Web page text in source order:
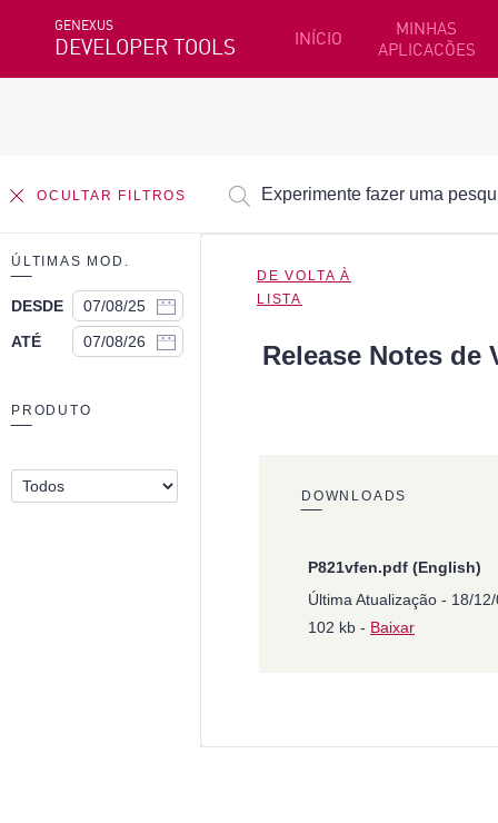
GENEXUS
DEVELOPER TOOLS INÍCIO
MINHAS
APLICACÕES